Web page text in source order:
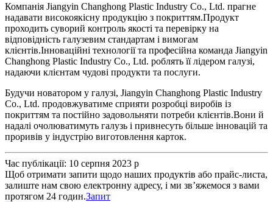
Компанія Jiangyin Changhong Plastic Industry Co., Ltd. прагне
надавати високоякісну продукцію з покриттям.Продукт
проходить суворий контроль якості та перевірку на
відповідність галузевим стандартам і вимогам
клієнтів.Інноваційні технології та професійна команда Jiangyin
Changhong Plastic Industry Co., Ltd. роблять її лідером галузі,
надаючи клієнтам чудові продукти та послуги.
Будучи новатором у галузі, Jiangyin Changhong Plastic Industry
Co., Ltd. продовжуватиме сприяти розробці виробів із
покриттям та постійно задовольняти потреби клієнтів.Вони й
надалі очолюватимуть галузь і привнесуть більше інновацій та
проривів у індустрію виготовлення карток.
Час публікації: 10 серпня 2023 р
Щоб отримати запити щодо наших продуктів або прайс-листа,
залиште нам свою електронну адресу, і ми зв’яжемося з вами
протягом 24 годин.Запит